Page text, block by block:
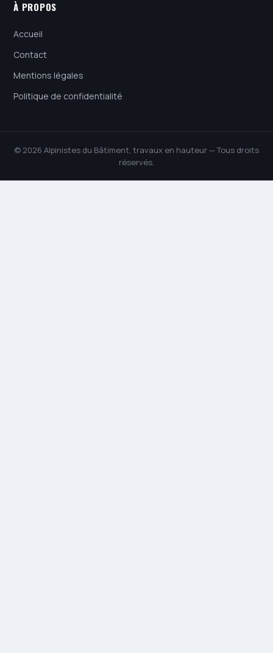
À PROPOS
Accueil
Contact
Mentions légales
Politique de confidentialité
© 2026 Alpinistes du Bâtiment, travaux en hauteur — Tous droits
réservés.